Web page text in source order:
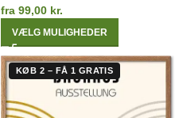
fra 99,00 kr.
VÆLG MULIGHEDER
KØB 2 – FÅ 1 GRATIS